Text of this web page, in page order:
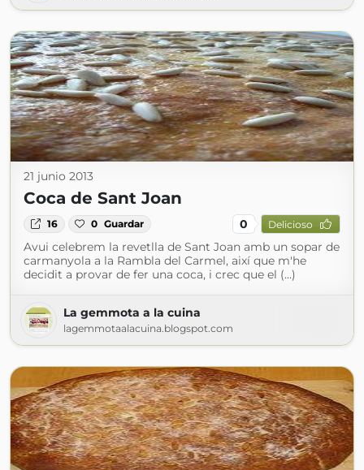
21 junio 2013
Coca de Sant Joan
16 0 Guardar 0 Delicioso
Avui celebrem la revetlla de Sant Joan amb un sopar de
carmanyola a la Rambla del Carmel, així que m'he
decidit a provar de fer una coca, i crec que el (...)
La gemmota a la cuina
lagemmotaalacuina.blogspot.com